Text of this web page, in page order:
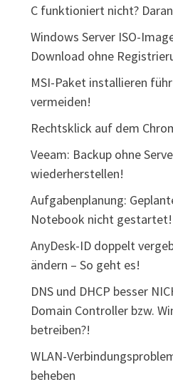
C funktioniert nicht?
Windows Server ISO-
Download ohne
MSI-Paket installieren
vermeiden!
Rechtsklick auf dem
Veeam: Backup ohne
wiederherstellen!
Aufgabenplanung:
Notebook nicht gestartet!
AnyDesk-ID doppelt
ändern – So geht es!
DNS und DHCP besser
Domain Controller bzw.
betreiben?!
WLAN-
beheben